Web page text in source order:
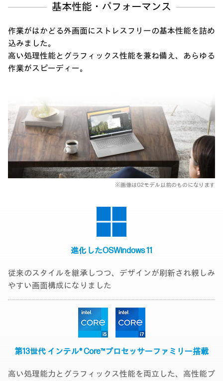
基本性能・パフォーマンス
作業がはかどる外画面にストレスフリーの基本性能を詰め
込みました。
高い処理性能とグラフィックス性能を兼ね備え、あらゆる
作業がスピーディー。
※画像はG2モデル以前のものになります
進化したOSWindows 11
従来のスタイルを継承しつつ、デザインが刷新され親しみ
やすい画面構成になりました
第13世代 インテル® Core™プロセッサーファミリー搭載
高い処理能力とグラフィックス性能を両立した、高性能プ